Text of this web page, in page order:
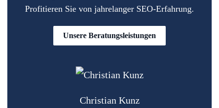
Profitieren Sie von jahrelanger SEO-Erfahrung.
Unsere Beratungsleistungen
Christian Kunz